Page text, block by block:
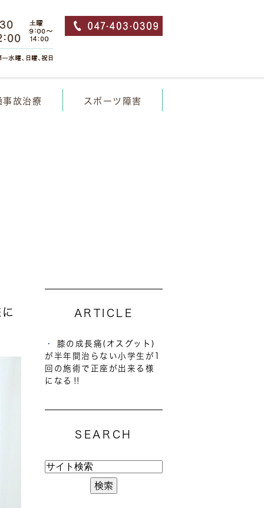
事故治療 スポーツ障害
ARTICLE
膝の成長痛(オスグット)
が半年間治らない小学生が1
回の施術で正座が出来る様
になる‼
SEARCH